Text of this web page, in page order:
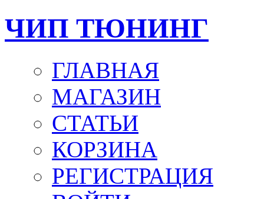
ЧИП ТЮНИНГ
ГЛАВНАЯ
МАГАЗИН
СТАТЬИ
КОРЗИНА
РЕГИСТРАЦИЯ